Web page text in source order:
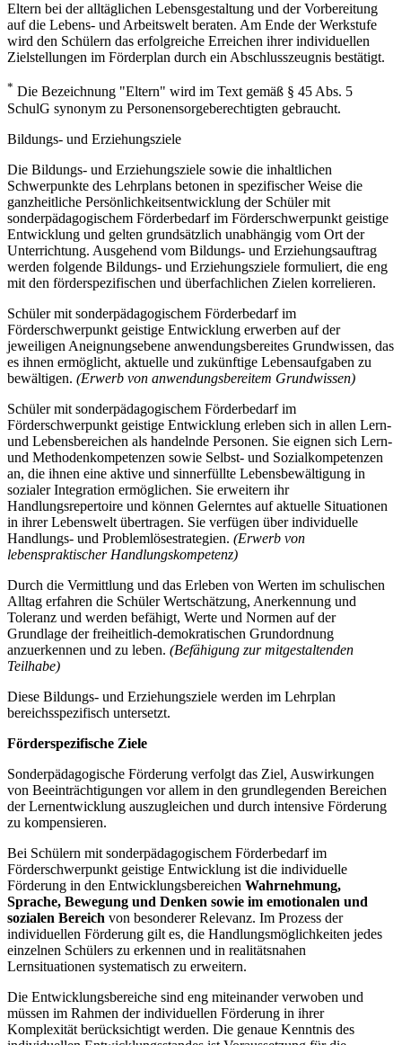
Eltern bei der alltäglichen Lebensgestaltung und der Vorbereitung
auf die Lebens- und Arbeitswelt beraten. Am Ende der Werkstufe
wird den Schülern das erfolgreiche Erreichen ihrer individuellen
Zielstellungen im Förderplan durch ein Abschlusszeugnis bestätigt.
* Die Bezeichnung "Eltern" wird im Text gemäß § 45 Abs. 5
SchulG synonym zu Personensorgeberechtigten gebraucht.
Bildungs- und Erziehungsziele
Die Bildungs- und Erziehungsziele sowie die inhaltlichen
Schwerpunkte des Lehrplans betonen in spezifischer Weise die
ganzheitliche Persönlichkeitsentwicklung der Schüler mit
sonderpädagogischem Förderbedarf im Förderschwerpunkt geistige
Entwicklung und gelten grundsätzlich unabhängig vom Ort der
Unterrichtung. Ausgehend vom Bildungs- und Erziehungsauftrag
werden folgende Bildungs- und Erziehungsziele formuliert, die eng
mit den förderspezifischen und überfachlichen Zielen korrelieren.
Schüler mit sonderpädagogischem Förderbedarf im
Förderschwerpunkt geistige Entwicklung erwerben auf der
jeweiligen Aneignungsebene anwendungsbereites Grundwissen, das
es ihnen ermöglicht, aktuelle und zukünftige Lebensaufgaben zu
bewältigen. (Erwerb von anwendungsbereitem Grundwissen)
Schüler mit sonderpädagogischem Förderbedarf im
Förderschwerpunkt geistige Entwicklung erleben sich in allen Lern-
und Lebensbereichen als handelnde Personen. Sie eignen sich Lern-
und Methodenkompetenzen sowie Selbst- und Sozialkompetenzen
an, die ihnen eine aktive und sinnerfüllte Lebensbewältigung in
sozialer Integration ermöglichen. Sie erweitern ihr
Handlungsrepertoire und können Gelerntes auf aktuelle Situationen
in ihrer Lebenswelt übertragen. Sie verfügen über individuelle
Handlungs- und Problemlösestrategien. (Erwerb von
lebenspraktischer Handlungskompetenz)
Durch die Vermittlung und das Erleben von Werten im schulischen
Alltag erfahren die Schüler Wertschätzung, Anerkennung und
Toleranz und werden befähigt, Werte und Normen auf der
Grundlage der freiheitlich-demokratischen Grundordnung
anzuerkennen und zu leben. (Befähigung zur mitgestaltenden
Teilhabe)
Diese Bildungs- und Erziehungsziele werden im Lehrplan
bereichsspezifisch untersetzt.
Förderspezifische Ziele
Sonderpädagogische Förderung verfolgt das Ziel, Auswirkungen
von Beeinträchtigungen vor allem in den grundlegenden Bereichen
der Lernentwicklung auszugleichen und durch intensive Förderung
zu kompensieren.
Bei Schülern mit sonderpädagogischem Förderbedarf im
Förderschwerpunkt geistige Entwicklung ist die individuelle
Förderung in den Entwicklungsbereichen Wahrnehmung,
Sprache, Bewegung und Denken sowie im emotionalen und
sozialen Bereich von besonderer Relevanz. Im Prozess der
individuellen Förderung gilt es, die Handlungsmöglichkeiten jedes
einzelnen Schülers zu erkennen und in realitätsnahen
Lernsituationen systematisch zu erweitern.
Die Entwicklungsbereiche sind eng miteinander verwoben und
müssen im Rahmen der individuellen Förderung in ihrer
Komplexität berücksichtigt werden. Die genaue Kenntnis des